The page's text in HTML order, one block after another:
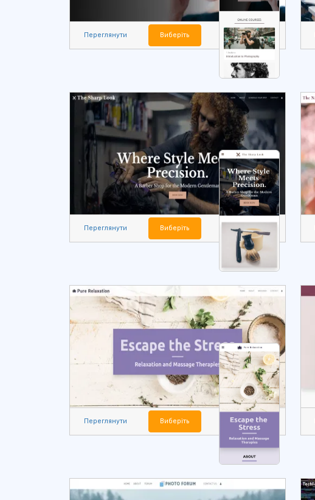
Переглянути Виберіть
Переглянути Виберіть
Переглянути Виберіть